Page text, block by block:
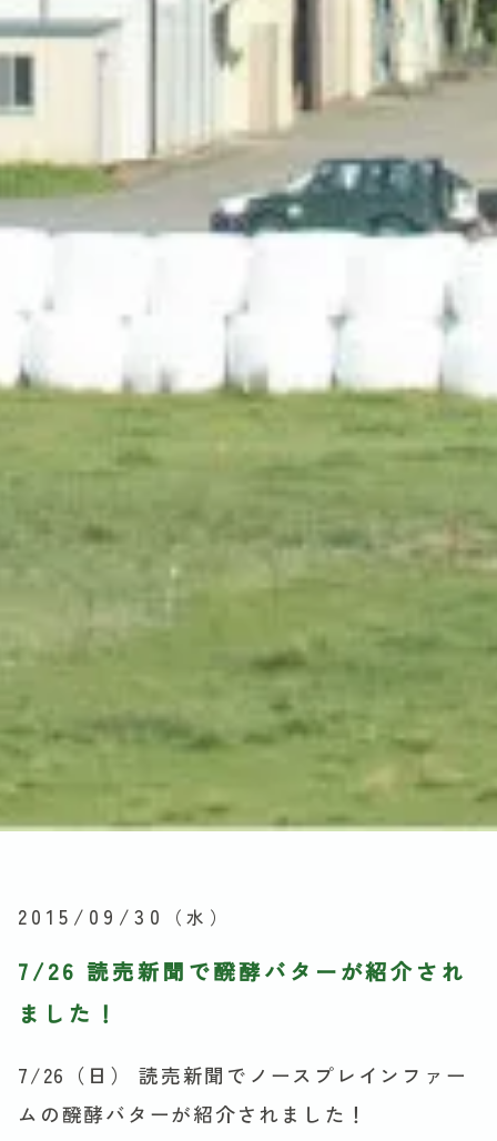
2015/09/30 （水）
7/26 読売新聞で醗酵バターが紹介され
ました！
7/26（日） 読売新聞でノースプレインファー
ムの醗酵バターが紹介されました！